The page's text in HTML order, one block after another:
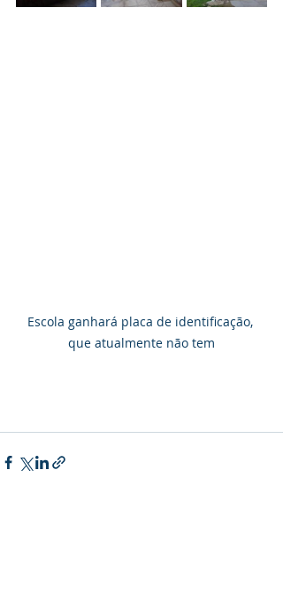
Escola ganhará placa de identificação,
que atualmente não tem